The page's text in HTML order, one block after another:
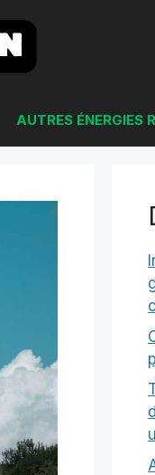
AUTRES ÉNERGIES